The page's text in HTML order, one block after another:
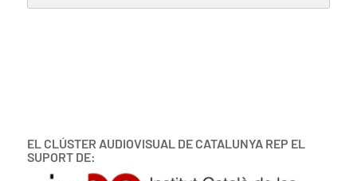
EL CLÚSTER AUDIOVISUAL DE CATALUNYA REP EL
SUPORT DE: